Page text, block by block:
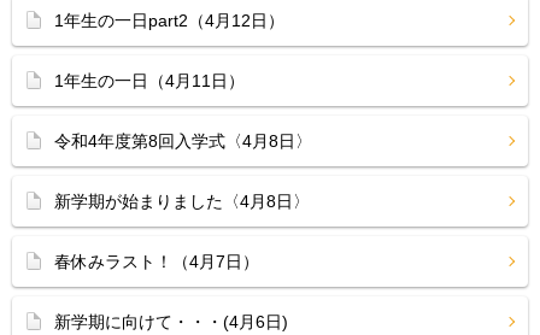
1年生の一日part2（4月12日）
1年生の一日（4月11日）
令和4年度第8回入学式〈4月8日〉
新学期が始まりました〈4月8日〉
春休みラスト！（4月7日）
新学期に向けて・・・(4月6日)